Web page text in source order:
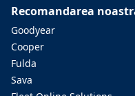
Recomandarea
Goodyear
Cooper
Fulda
Sava